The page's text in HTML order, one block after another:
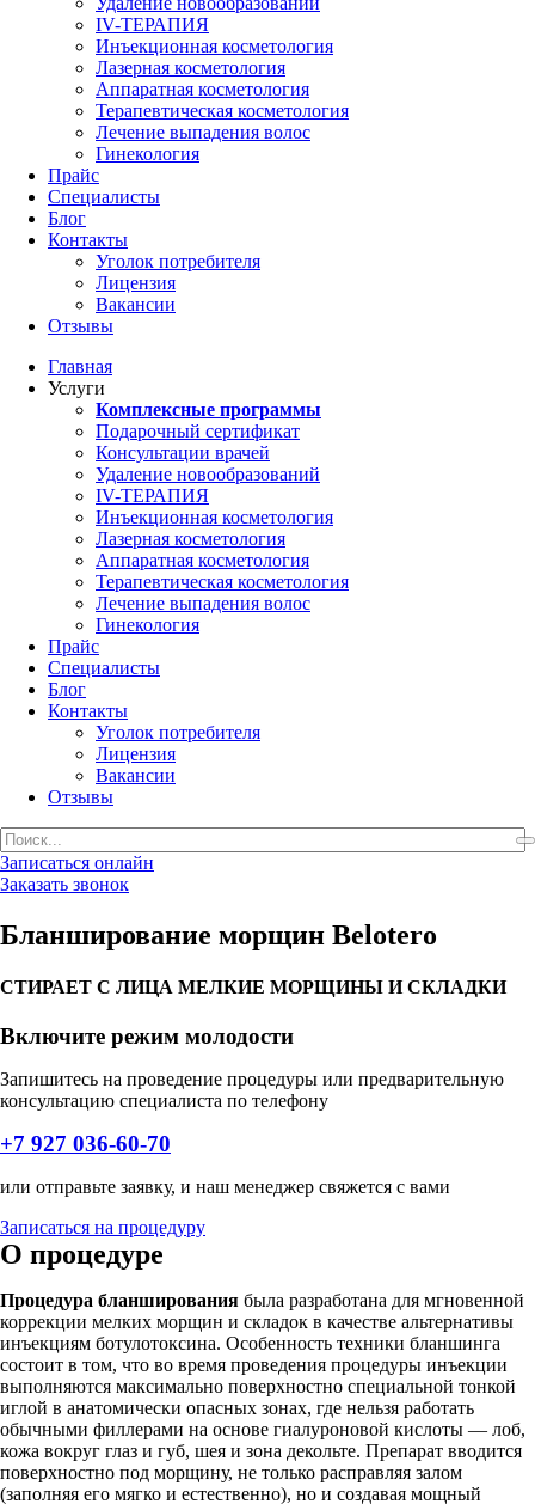
IV-ТЕРАПИЯ
Инъекционная косметология
Лазерная косметология
Аппаратная косметология
Терапевтическая косметология
Лечение выпадения волос
Гинекология
Прайс
Специалисты
Блог
Контакты
Уголок потребителя
Лицензия
Вакансии
Отзывы
Главная
Услуги
Комплексные программы
Подарочный сертификат
Консультации врачей
Удаление новообразований
IV-ТЕРАПИЯ
Инъекционная косметология
Лазерная косметология
Аппаратная косметология
Терапевтическая косметология
Лечение выпадения волос
Гинекология
Прайс
Специалисты
Блог
Контакты
Уголок потребителя
Лицензия
Вакансии
Отзывы
Записаться онлайн
Заказать звонок
Бланширование морщин Belotero
СТИРАЕТ С ЛИЦА МЕЛКИЕ МОРЩИНЫ И СКЛАДКИ
Включите режим молодости
Запишитесь на проведение процедуры или предварительную
консультацию специалиста по телефону
+7 927 036-60-70
или отправьте заявку, и наш менеджер свяжется с вами
Записаться на процедуру
О процедуре
Процедура бланширования была разработана для мгновенной
коррекции мелких морщин и складок в качестве альтернативы
инъекциям ботулотоксина. Особенность техники бланшинга
состоит в том, что во время проведения процедуры инъекции
выполняются максимально поверхностно специальной тонкой
иглой в анатомически опасных зонах, где нельзя работать
обычными филлерами на основе гиалуроновой кислоты — лоб,
кожа вокруг глаз и губ, шея и зона декольте. Препарат вводится
поверхностно под морщину, не только расправляя залом
(заполняя его мягко и естественно), но и создавая мощный